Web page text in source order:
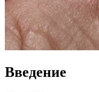
Введение